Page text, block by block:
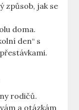
způsob, jak se
doma.
den“ s
rodičů.
a otázkám